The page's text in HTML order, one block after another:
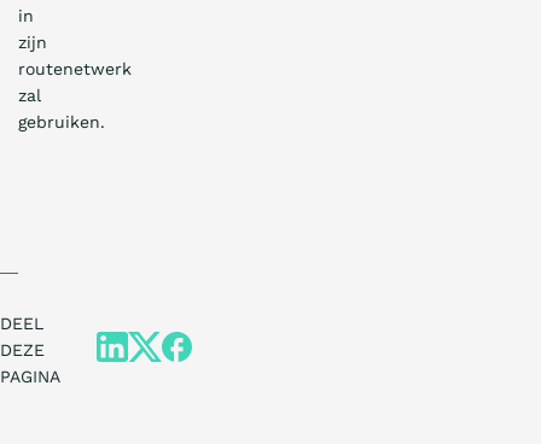
in
zijn
routenetwerk
zal
gebruiken.
DEEL
DEZE
PAGINA